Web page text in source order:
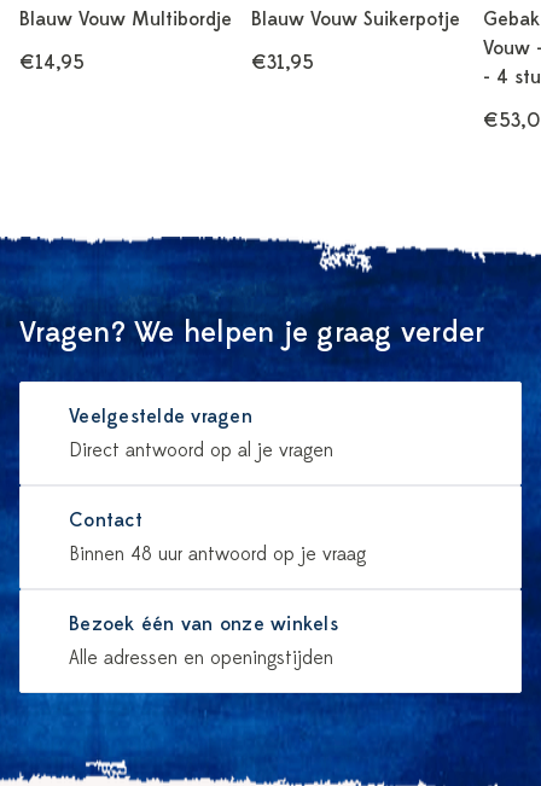
Blauw Vouw Multibordje
€14,95
Blauw Vouw Suikerpotje
€31,95
Vouw
- 4
Vragen? We helpen je graag verder
Veelgestelde vragen
Direct antwoord op al je vragen
Contact
Binnen 48 uur antwoord op je vraag
Bezoek één van onze winkels
Alle adressen en openingstijden